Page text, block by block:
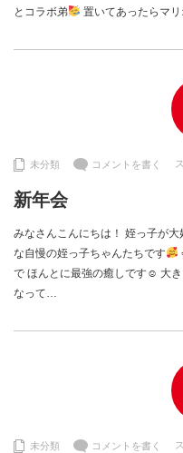
とコラボ弟
置いてあったらマ
未分類 コメントを書く
新年会
みなさんこんにちは！ 姪っ子が
な自慢の姪っ子ちゃんたちです
で ほんとに最強の癒しです☺︎ 大
なって…
未分類 コメントを書く